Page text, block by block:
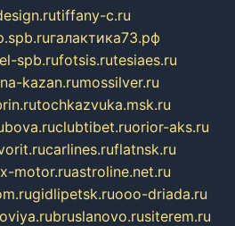
tiffany-c.ru
галактика73.рф
spb.rufotsis.rutesiaes.ru
kazan.rumossilver.ru
tochkazvuka.msk.ru
clubtibet.ruorior-aks.ru
carlines.ruflatnsk.ru
motor.ruastroline.net.ru
gidlipetsk.ruooo-driada.ru
bruslanovo.rusiterem.ru